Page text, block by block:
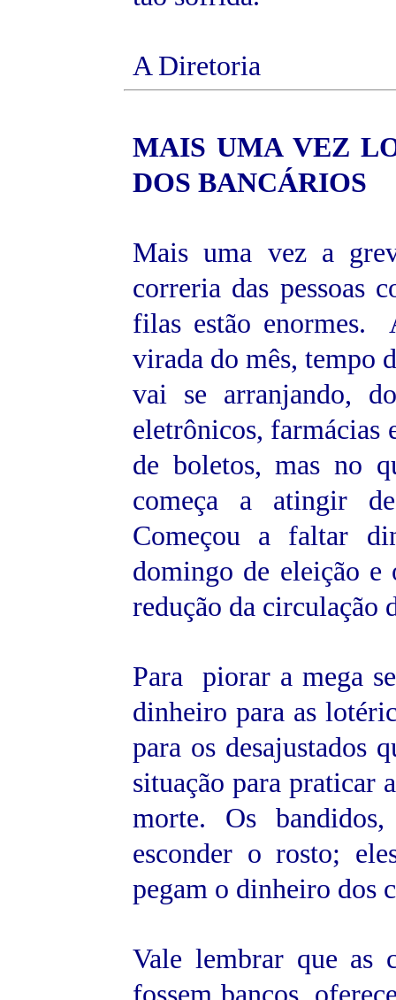
A Diretoria
MAIS UMA VEZ
DOS BANCÁRIOS
Mais uma vez a
correria das pessoas
filas estão enormes.
virada do mês, tempo
vai se arranjando,
eletrônicos, farmácias
de boletos, mas no
começa a atingir
Começou a faltar
domingo de eleição e
redução da circulação
Para piorar a mega
dinheiro para as
para os desajustados
situação para praticar
morte. Os
esconder o rosto;
pegam o dinheiro dos
Vale lembrar que as